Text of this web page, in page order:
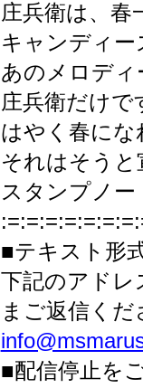
庄兵衛は、春
キャンディ
あのメロデ
庄兵衛だけ
はやく春に
それはそう
スタンプノ
■テキスト形
下記のアドレ
まご返信くだ
■配信停止を